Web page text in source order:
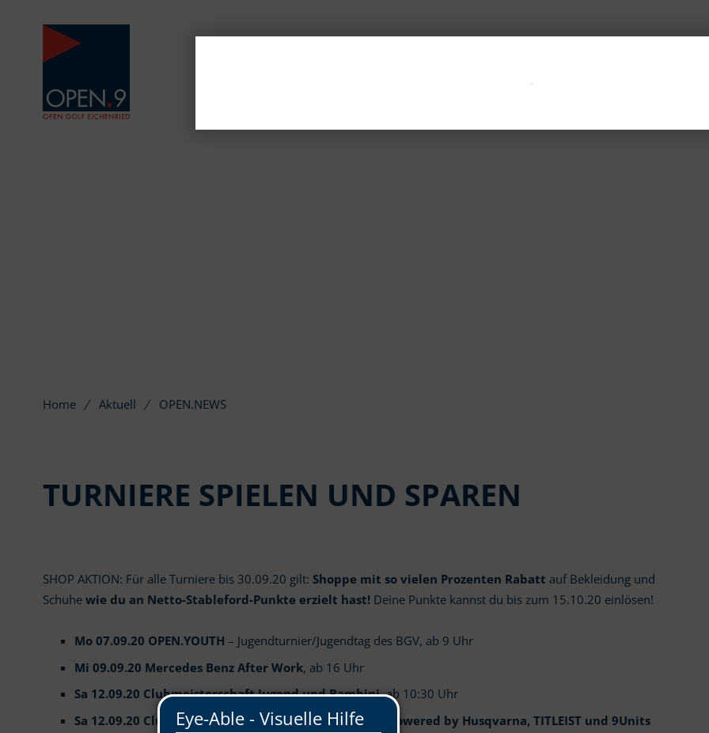
Home Aktuell OPEN.NEWS
TURNIERE SPIELEN UND SPAREN
SHOP AKTION: Für alle Turniere bis 30.09.20 gilt: Shoppe mit so vielen Prozenten Rabatt auf Bekleidung und
Schuhewie du an Netto-Stableford-Punkte erzielt hast!Deine Punkte kannst du bis zum 15.10.20 einlösen!
Mo 07.09.20 OPEN.YOUTH – Jugendturnier/Jugendtag des BGV, ab 9 Uhr
Mi 09.09.20 Mercedes Benz After Work, ab 16 Uhr
Sa 12.09.20 Clubmeisterschaft Jugend und Bambini, ab 10:30 Uhr
Sa 12.09.20 Clubmeisterschaft Clubmeisterschaften powered by Husqvarna, TITLEIST und 9Units